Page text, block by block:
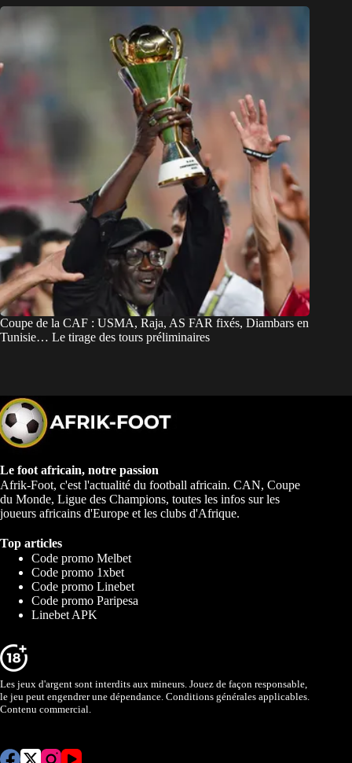
Coupe de la CAF : USMA, Raja, AS FAR fixés, Diambars en
Tunisie… Le tirage des tours préliminaires
Le foot africain, notre passion
Afrik-Foot, c'est l'actualité du football africain. CAN, Coupe
du Monde, Ligue des Champions, toutes les infos sur les
joueurs africains d'Europe et les clubs d'Afrique.
Top articles
Code promo Melbet
Code promo 1xbet
Code promo Linebet
Code promo Paripesa
Linebet APK
Les jeux d'argent sont interdits aux mineurs. Jouez de façon responsable,
le jeu peut engendrer une dépendance. Conditions générales applicables.
Contenu commercial.